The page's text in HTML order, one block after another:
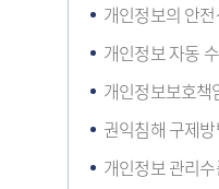
개인정보의 안
개인정보 자동
개인정보보호책
권익침해 구제
개인정보 관리